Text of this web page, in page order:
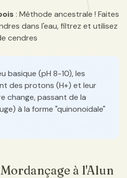
: Méthode ancestrale ! Faites
dans l'eau, filtrez et utilisez
cendres
basique (pH 8-10), les
des protons (H+) et leur
change, passant de la
à la forme "quinonoidale"
Mordançage à l'Alun